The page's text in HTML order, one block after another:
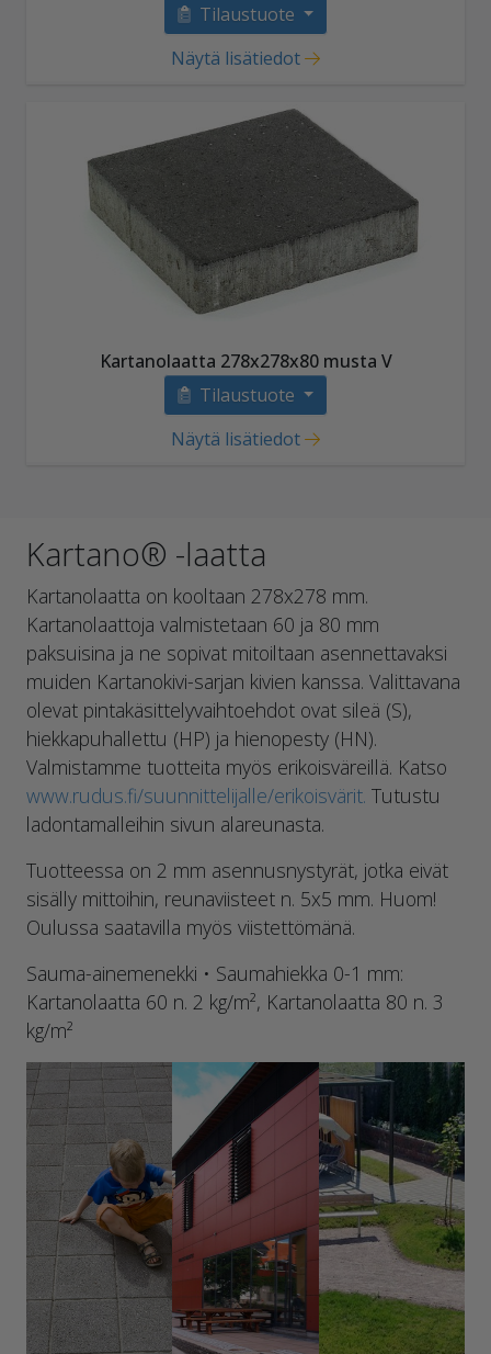
Tilaustuote
Näytä lisätiedot
Kartanolaatta 278x278x80 musta V
Tilaustuote
Näytä lisätiedot
Kartano® -laatta
Kartanolaatta on kooltaan 278x278 mm.
Kartanolaattoja valmistetaan 60 ja 80 mm
paksuisina ja ne sopivat mitoiltaan asennettavaksi
muiden Kartanokivi-sarjan kivien kanssa. Valittavana
olevat pintakäsittelyvaihtoehdot ovat sileä (S),
hiekkapuhallettu (HP) ja hienopesty (HN).
Valmistamme tuotteita myös erikoisväreillä. Katso
www.rudus.fi/suunnittelijalle/erikoisvärit. Tutustu
ladontamalleihin sivun alareunasta.
Tuotteessa on 2 mm asennusnystyrät, jotka eivät
sisälly mittoihin, reunaviisteet n. 5x5 mm. Huom!
Oulussa saatavilla myös viistettömänä.
Sauma-ainemenekki • Saumahiekka 0-1 mm:
Kartanolaatta 60 n. 2 kg/m², Kartanolaatta 80 n. 3
kg/m²